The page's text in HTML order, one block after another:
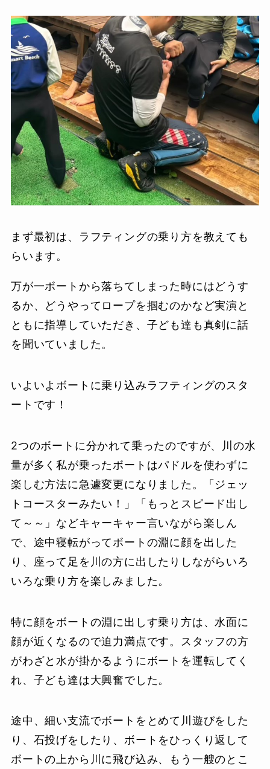
まず最初は、ラフティングの乗り方を教えても
らいます。
万が一ボートから落ちてしまった時にはどうす
るか、どうやってロープを掴むのかなど実演と
ともに指導していただき、子ども達も真剣に話
を聞いていました。
いよいよボートに乗り込みラフティングのスタ
ートです！
2つのボートに分かれて乗ったのですが、川の水
量が多く私が乗ったボートはパドルを使わずに
楽しむ方法に急遽変更になりました。「ジェッ
トコースターみたい！」「もっとスピード出し
て～～」などキャーキャー言いながら楽しん
で、途中寝転がってボートの淵に顔を出した
り、座って足を川の方に出したりしながらいろ
いろな乗り方を楽しみました。
特に顔をボートの淵に出しす乗り方は、水面に
顔が近くなるので迫力満点です。スタッフの方
がわざと水が掛かるようにボートを運転してく
れ、子ども達は大興奮でした。
途中、細い支流でボートをとめて川遊びをした
り、石投げをしたり、ボートをひっくり返して
ボートの上から川に飛び込み、もう一艘のとこ